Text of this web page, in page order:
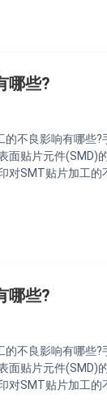
哪些?
不良影响有哪些?
面贴片元件(SMD)
对SMT贴片加工的
哪些?
不良影响有哪些?
面贴片元件(SMD)
对SMT贴片加工的